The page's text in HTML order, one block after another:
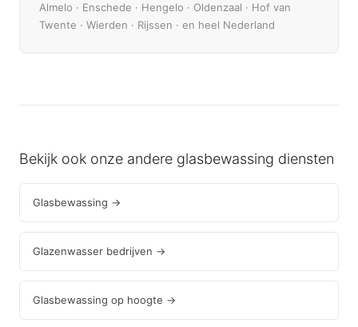
Almelo · Enschede · Hengelo · Oldenzaal · Hof van
Twente · Wierden · Rijssen · en heel Nederland
Bekijk ook onze andere glasbewassing diensten
Glasbewassing →
Glazenwasser bedrijven →
Glasbewassing op hoogte →